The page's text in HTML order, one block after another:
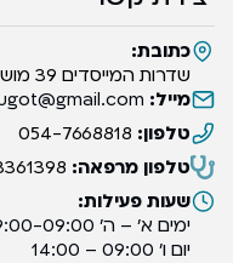
כתובת:
שדרות המייסדים 39 מושב ערוגות
מייל:
טלפון: 054-7668818
טלפון מרפאה:
שעות פעילות:
ימים א’ – ה’ 19:00-09:00
יום ו’ 09:00 – 14:00